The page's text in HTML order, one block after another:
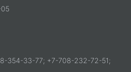
354-33-77; +7-708-232-72-51;